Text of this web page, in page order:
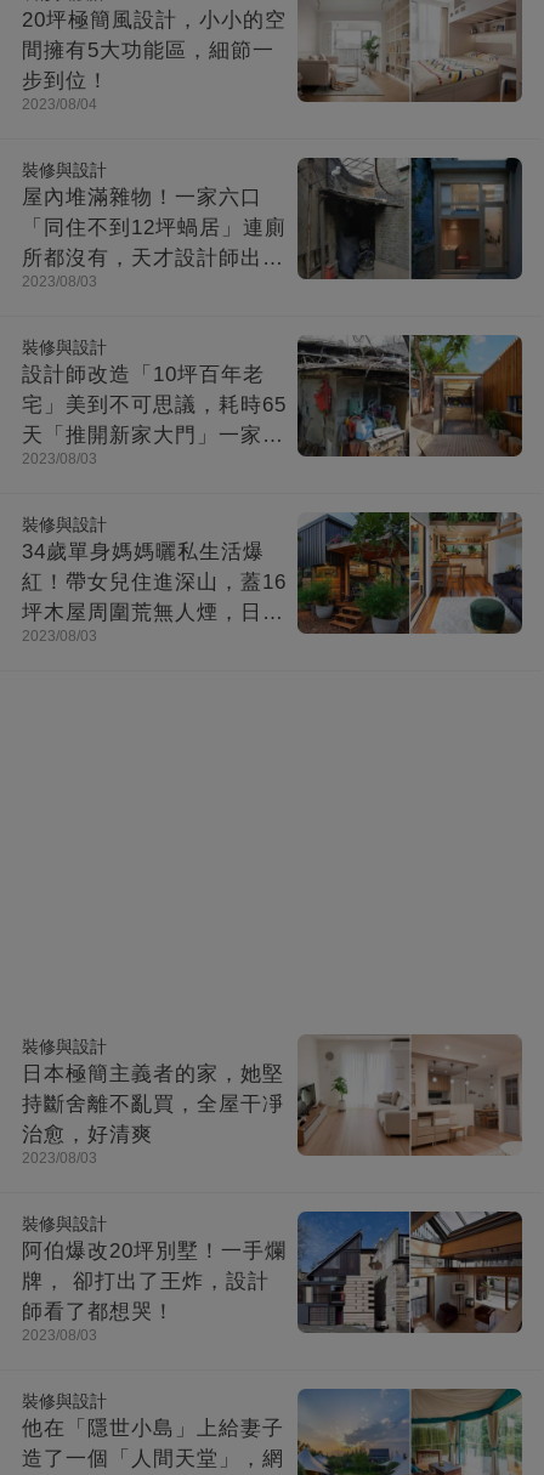
20坪極簡風設計，小小的空
間擁有5大功能區，細節一
步到位！
2023/08/04
裝修與設計
屋內堆滿雜物！一家六口
「同住不到12坪蝸居」連廁
所都沒有，天才設計師出馬
「打造功能齊全迷你房」成
2023/08/03
裝修與設計
設計師改造「10坪百年老
宅」美到不可思議，耗時65
天「推開新家大門」一家8
口哭了
2023/08/03
裝修與設計
34歲單身媽媽曬私生活爆
紅！帶女兒住進深山，蓋16
坪木屋周圍荒無人煙，日子
快活似神仙
2023/08/03
裝修與設計
日本極簡主義者的家，她堅
持斷舍離不亂買，全屋干凈
治愈，好清爽
2023/08/03
裝修與設計
阿伯爆改20坪別墅！一手爛
牌， 卻打出了王炸，設計
師看了都想哭！
2023/08/03
裝修與設計
他在「隱世小島」上給妻子
造了一個「人間天堂」，網